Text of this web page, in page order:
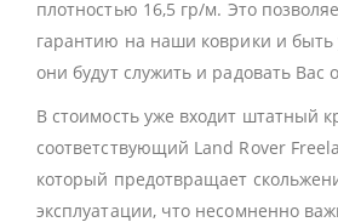
плотностью 16,5 гр/м. Это
гарантию на наши коврики и
они будут служить и радовать Вас
В стоимость уже входит штатный
соответствующий Land Rover
который предотвращает
эксплуатации, что несомненно